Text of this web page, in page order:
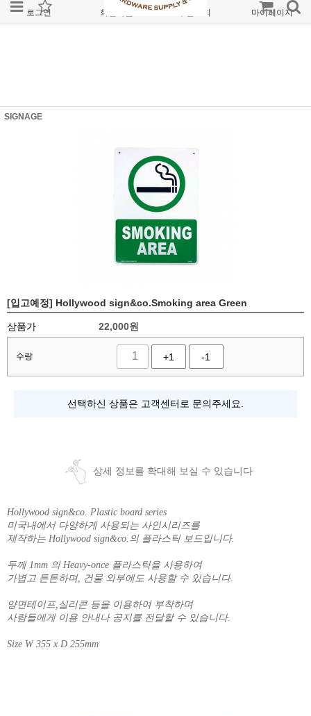
로그인 회원가입 주문조회 마이페이지
SIGNAGE
[입고예정] Hollywood sign&co.Smoking area Green
상품가 22,000원
수량 +1 -1
선택하신 상품은 고객센터로 문의주세요.
상세 정보를 확대해 보실 수 있습니다
Hollywood sign&co. Plastic board series
미국내에서 다양하게 사용되는 사인시리즈를
제작하는 Hollywood sign&co.의 플라스틱 보드입니다.
두께 1mm 의 Heavy-once 플라스틱을 사용하여
가볍고 튼튼하며, 건물 외부에도 사용할 수 있습니다.
양면테이프,실리콘 등을 이용하여 부착하며
사람들에게 이용 안내나 공지를 전달할 수 있습니다.
Size W 355 x D 255mm